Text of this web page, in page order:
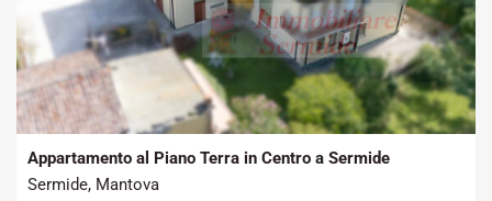
Tipo contratto:
Vendita
Metratura Commerciale:
120 m2
Appartamento al Piano Terra in Centro a Sermide
Sermide, Mantova